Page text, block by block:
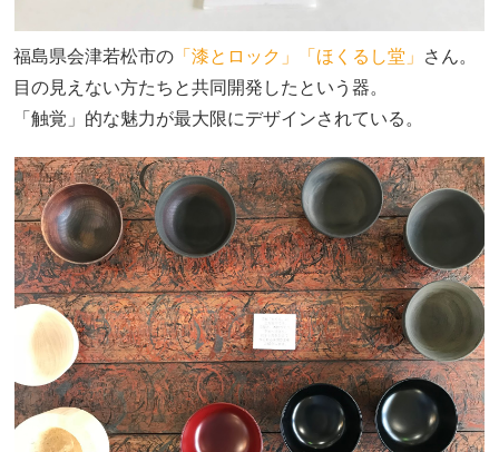
福島県会津若松市の「漆とロック」 「ほくるし堂」
さん。
目の見えない方たちと共同開発したという器。
「触覚」的な魅力が最大限にデザインされている。